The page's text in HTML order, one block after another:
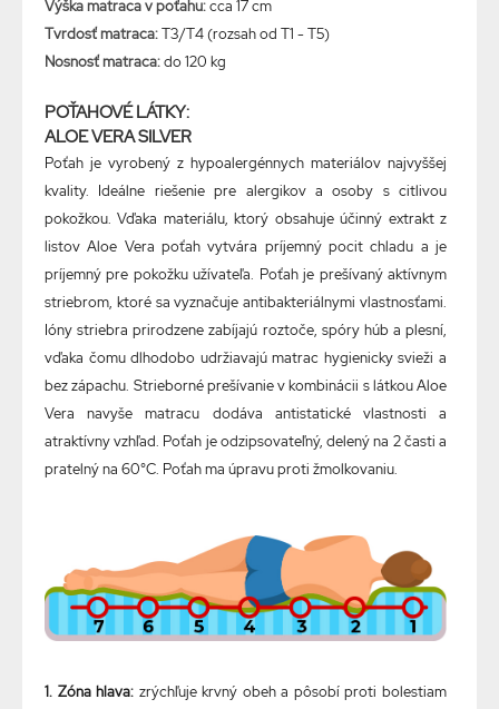
Výškamatracavpoťahu:cca 17cm
Tvrdosťmatraca:T3/T4(rozsahod T1 -T5)
Nosnosť matraca:do 120 kg
POŤAHOVÉ LÁTKY:
ALOE VERA SILVER
Poťah je vyrobený z hypoalergénnych materiálov najvyššej
kvality. Ideálne riešenie pre alergikov a osoby s citlivou
pokožkou. Vďaka materiálu, ktorý obsahuje účinný extrakt z
listov Aloe Vera poťah vytvára príjemný pocit chladu a je
príjemný pre pokožku užívateľa. Poťah je prešívaný aktívnym
striebrom, ktoré sa vyznačuje antibakteriálnymi vlastnosťami.
Ióny striebra prirodzene zabíjajú roztoče, spóry húb a plesní,
vďaka čomu dlhodobo udržiavajú matrac hygienicky svieži a
bez zápachu. Strieborné prešívanie v kombinácii s látkou Aloe
Vera navyše matracu dodáva antistatické vlastnosti a
atraktívny vzhľad. Poťah je odzipsovateľný, delený na 2 časti a
pratelný na 60°C. Poťah ma úpravu proti žmolkovaniu.
1. Zóna hlava: zrýchľuje krvný obeh a pôsobí proti bolestiam